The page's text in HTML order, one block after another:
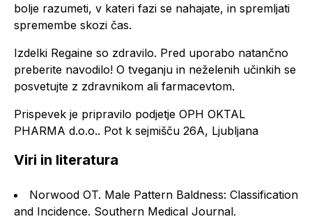
bolje razumeti, v kateri fazi se nahajate, in spremljati
spremembe skozi čas.
Izdelki Regaine so zdravilo. Pred uporabo natančno
preberite navodilo! O tveganju in neželenih učinkih se
posvetujte z zdravnikom ali farmacevtom.
Prispevek je pripravilo podjetje OPH OKTAL
PHARMA d.o.o.. Pot k sejmišču 26A, Ljubljana
Viri in literatura
Norwood OT. Male Pattern Baldness: Classification
and Incidence. Southern Medical Journal.